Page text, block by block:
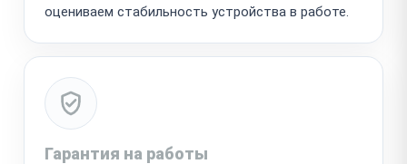
оцениваем стабильность устройства в работе.
Гарантия на работы